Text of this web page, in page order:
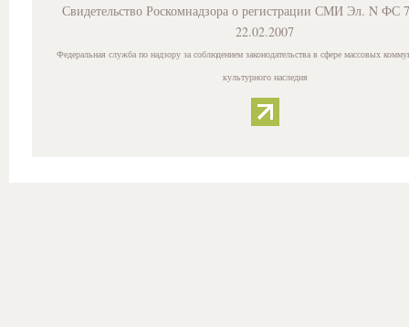
Свидетельство Роскомнадзора о регистрации СМИ Эл. N ФС
22.02.2007
Федеральная служба по надзору за соблюдением законодательства в сфере массовых
культурного наследия